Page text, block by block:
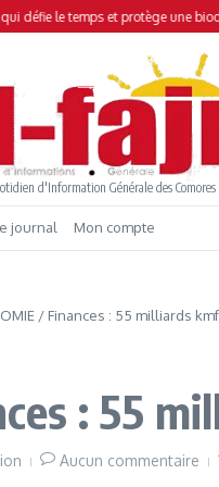
le temps et protège une
d'Information Générale des Comores
journal Mon compte
/ Finances : 55 milliards
: 55
Aucun commentaire